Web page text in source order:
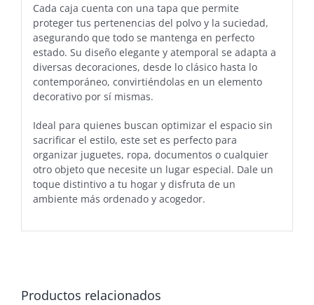
Cada caja cuenta con una tapa que permite
proteger tus pertenencias del polvo y la suciedad,
asegurando que todo se mantenga en perfecto
estado. Su diseño elegante y atemporal se adapta a
diversas decoraciones, desde lo clásico hasta lo
contemporáneo, convirtiéndolas en un elemento
decorativo por sí mismas.
Ideal para quienes buscan optimizar el espacio sin
sacrificar el estilo, este set es perfecto para
organizar juguetes, ropa, documentos o cualquier
otro objeto que necesite un lugar especial. Dale un
toque distintivo a tu hogar y disfruta de un
ambiente más ordenado y acogedor.
Productos relacionados